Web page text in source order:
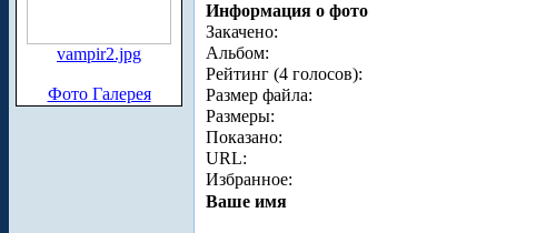
vampir2.jpg
Фото Галерея
Информация о фото
Закачено:
Альбом:
Рейтинг (4 голосов):
Размер файла:
Размеры:
Показано:
URL:
Избранное:
Ваше имя